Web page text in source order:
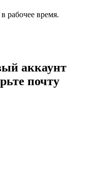
рабочее время.
аккаунт
почту